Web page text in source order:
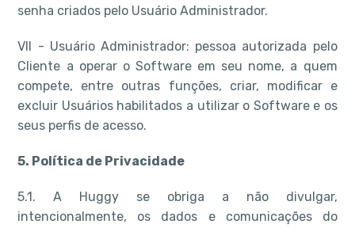
senha criados pelo Usuário Administrador.
VII - Usuário Administrador: pessoa autorizada pelo
Cliente a operar o Software em seu nome, a quem
compete, entre outras funções, criar, modificar e
excluir Usuários habilitados a utilizar o Software e os
seus perfis de acesso.
5. Política de Privacidade
5.1. A Huggy se obriga a não divulgar,
intencionalmente, os dados e comunicações do